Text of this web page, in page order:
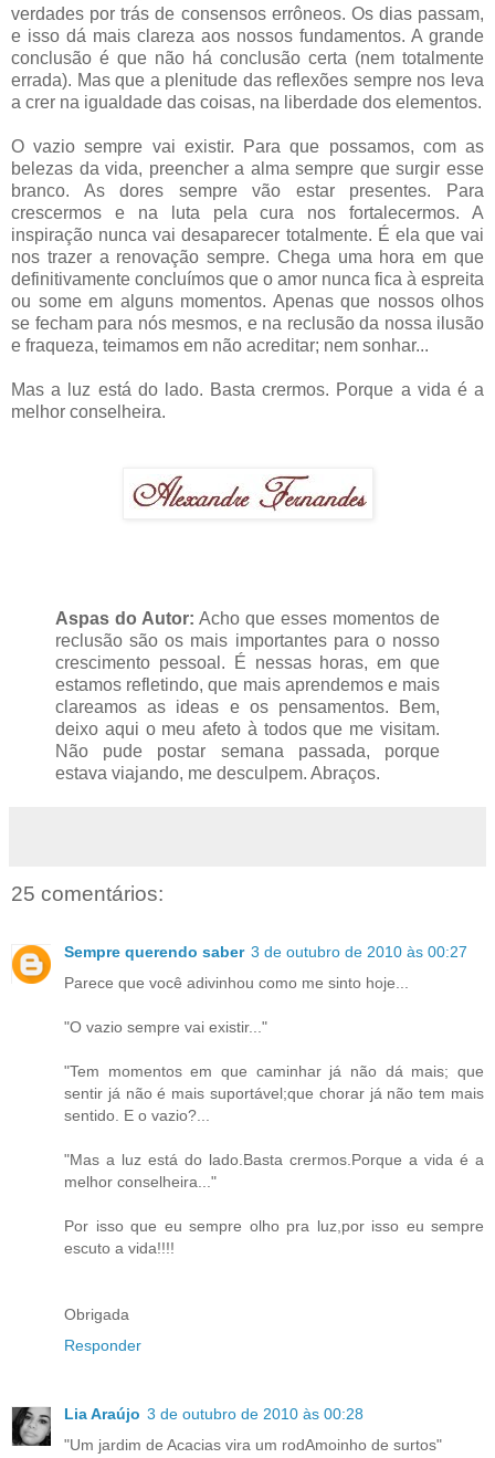
verdades por trás de consensos errôneos. Os dias passam,
e isso dá mais clareza aos nossos fundamentos. A grande
conclusão é que não há conclusão certa (nem totalmente
errada). Mas que a plenitude das reflexões sempre nos leva
a crer na igualdade das coisas, na liberdade dos elementos.
O vazio sempre vai existir. Para que possamos, com as
belezas da vida, preencher a alma sempre que surgir esse
branco. As dores sempre vão estar presentes. Para
crescermos e na luta pela cura nos fortalecermos. A
inspiração nunca vai desaparecer totalmente. É ela que vai
nos trazer a renovação sempre. Chega uma hora em que
definitivamente concluímos que o amor nunca fica à espreita
ou some em alguns momentos. Apenas que nossos olhos
se fecham para nós mesmos, e na reclusão da nossa ilusão
e fraqueza, teimamos em não acreditar; nem sonhar...
Mas a luz está do lado. Basta crermos. Porque a vida é a
melhor conselheira.
Aspas do Autor: Acho que esses momentos de
reclusão são os mais importantes para o nosso
crescimento pessoal. É nessas horas, em que
estamos refletindo, que mais aprendemos e mais
clareamos as ideas e os pensamentos. Bem,
deixo aqui o meu afeto à todos que me visitam.
Não pude postar semana passada, porque
estava viajando, me desculpem. Abraços.
25 comentários:
Sempre querendo saber 3 de outubro de 2010 às 00:27
Parece que você adivinhou como me sinto hoje...
"O vazio sempre vai existir..."
"Tem momentos em que caminhar já não dá mais; que
sentir já não é mais suportável;que chorar já não tem mais
sentido. E o vazio?...
"Mas a luz está do lado.Basta crermos.Porque a vida é a
melhor conselheira..."
Por isso que eu sempre olho pra luz,por isso eu sempre
escuto a vida!!!!
Obrigada
Responder
Lia Araújo 3 de outubro de 2010 às 00:28
"Um jardim de Acacias vira um rodAmoinho de surtos"